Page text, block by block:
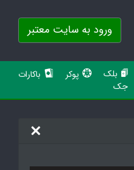
ورود به سایت معتبر
بلک
جک
پوکر باکارات